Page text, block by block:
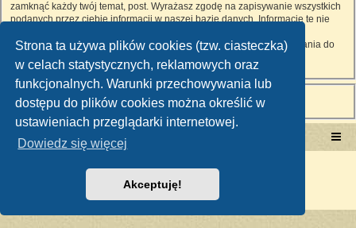
Strona ta używa plików cookies (tzw. ciasteczka)
w celach statystycznych, reklamowych oraz
funkcjonalnych. Warunki przechowywania lub
dostępu do plików cookies można określić w
ustawieniach przeglądarki internetowej.
Dowiedz się więcej
Akceptuję!
zamknąć każdy twój temat, post. Wyrażasz zgodę na zapisywanie wszystkich
podanych przez ciebie informacji w naszej bazie danych. Informacje te nie
RetroTRAKTOR”, ani phpBB nie ponosi odpowiedzialności za włamania do
witryny, podczas których może dojść do kradzieży danych.
Portal RetroTRAKTOR.pl
Polski pakiet językowy dostarcza